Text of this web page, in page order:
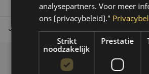
Tot 30 dagen retour sturen. Op
Klantenservice
analysepartners. Voor meer
ons [privacybeleid]."
Strikt
noodzakelijk
Prestatie